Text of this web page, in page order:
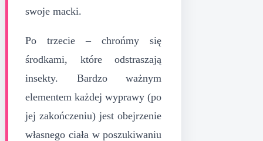
swoje macki.
Po trzecie – chrońmy się
środkami, które odstraszają
insekty. Bardzo ważnym
elementem każdej wyprawy (po
jej zakończeniu) jest obejrzenie
własnego ciała w poszukiwaniu